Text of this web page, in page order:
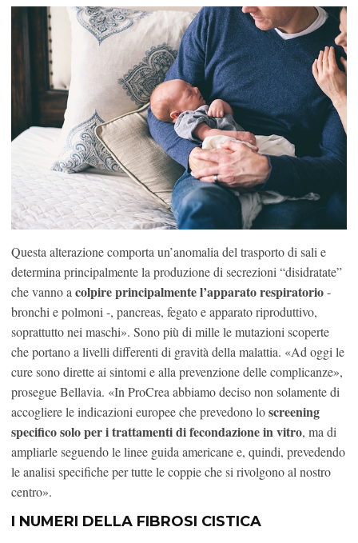
Questa alterazione comporta un’anomalia del trasporto di sali e
determina principalmente la produzione di secrezioni “disidratate”
che vanno acolpire principalmente l’apparato respiratorio-
bronchi e polmoni -, pancreas, fegato e apparato riproduttivo,
soprattutto nei maschi». Sono più di mille le mutazioni scoperte
che portano a livelli differenti di gravità della malattia. «Ad oggi le
cure sono dirette ai sintomi e alla prevenzione delle complicanze»,
prosegue Bellavia. «In ProCrea abbiamo deciso non solamente di
accogliere le indicazioni europee che prevedono loscreening
specifico solo per i trattamenti di fecondazione in vitro, ma di
ampliarle seguendo le linee guida americane e, quindi, prevedendo
le analisi specifiche per tutte le coppie che si rivolgono al nostro
centro».
I NUMERI DELLA FIBROSI CISTICA